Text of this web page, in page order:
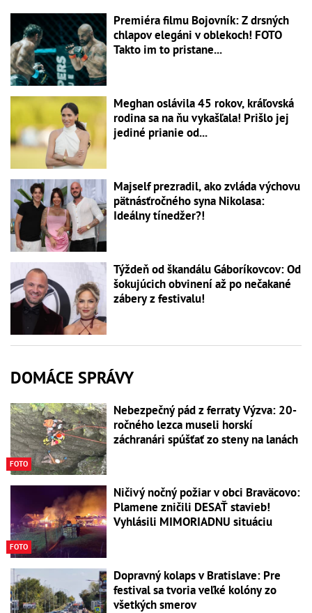
Premiéra filmu Bojovník: Z drsných
chlapov elegáni v oblekoch! FOTO
Takto im to pristane...
Meghan oslávila 45 rokov, kráľovská
rodina sa na ňu vykašľala! Prišlo jej
jediné prianie od...
Majself prezradil, ako zvláda výchovu
pätnásťročného syna Nikolasa:
Ideálny tínedžer?!
Týždeň od škandálu Gáboríkovcov: Od
šokujúcich obvinení až po nečakané
zábery z festivalu!
DOMÁCE SPRÁVY
FOTO
Nebezpečný pád z ferraty Výzva: 20-
ročného lezca museli horskí
záchranári spúšťať zo steny na lanách
FOTO
Ničivý nočný požiar v obci Braväcovo:
Plamene zničili DESAŤ stavieb!
Vyhlásili MIMORIADNU situáciu
Dopravný kolaps v Bratislave: Pre
festival sa tvoria veľké kolóny zo
všetkých smerov